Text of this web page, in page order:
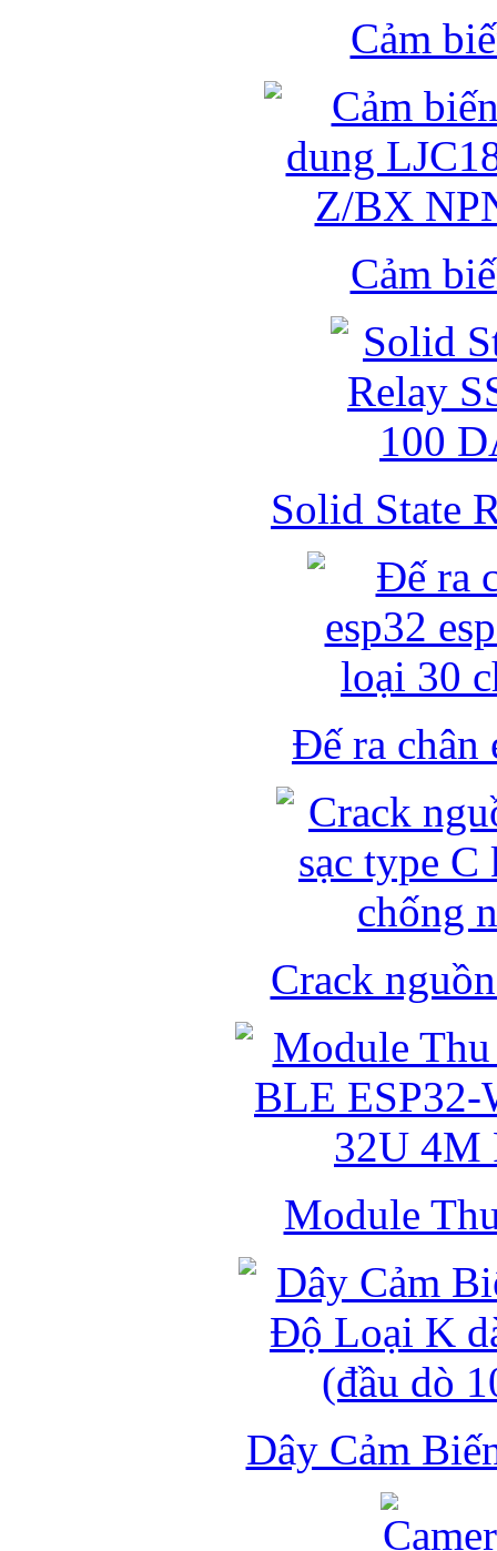
Cảm
Cảm
Solid State
Đế ra chân
Crack
Module
Dây Cảm